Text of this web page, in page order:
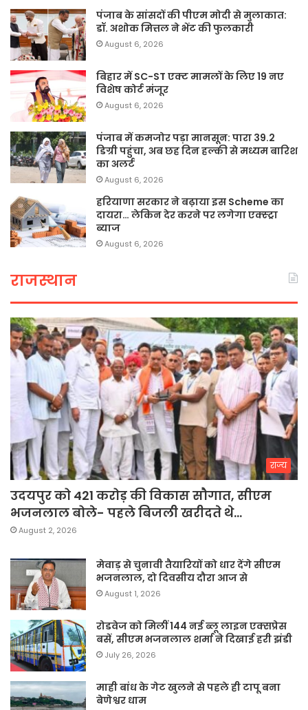
पंजाब के सांसदों की पीएम मोदी से मुलाकात:
डॉ. अशोक मित्तल ने भेंट की फुलकारी
August 6, 2026
बिहार में SC-ST एक्ट मामलों के लिए 19 नए
विशेष कोर्ट मंजूर
August 6, 2026
पंजाब में कमजोर पड़ा मानसून: पारा 39.2
डिग्री पहुंचा, अब छह दिन हल्की से मध्यम बारिश
का अलर्ट
August 6, 2026
हरियाणा सरकार ने बढ़ाया इस Scheme का
दायरा… लेकिन देर करने पर लगेगा एक्स्ट्रा
ब्याज
August 6, 2026
राजस्थान
राज्य
उदयपुर को 421 करोड़ की विकास सौगात, सीएम
भजनलाल बोले- पहले बिजली खरीदते थे…
August 2, 2026
मेवाड़ से चुनावी तैयारियों को धार देंगे सीएम
भजनलाल, दो दिवसीय दौरा आज से
August 1, 2026
रोडवेज को मिलीं 144 नई ब्लू लाइन एक्सप्रेस
बसें, सीएम भजनलाल शर्मा ने दिखाई हरी झंडी
July 26, 2026
माही बांध के गेट खुलने से पहले ही टापू बना
बेणेश्वर धाम